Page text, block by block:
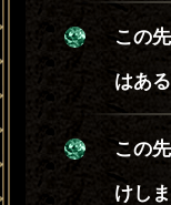
この
はあ
この
けし